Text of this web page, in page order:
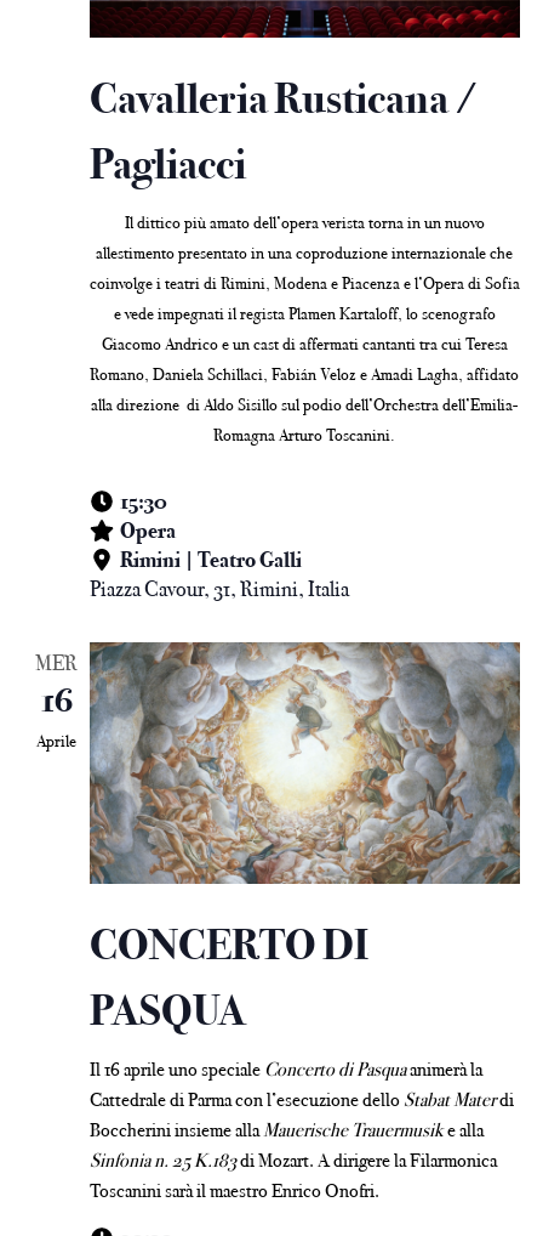
Cavalleria Rusticana /
Pagliacci
Il dittico più amato dell’opera verista torna in un nuovo
allestimento presentato in una coproduzione internazionale che
coinvolge i teatri di Rimini, Modena e Piacenza e l’Opera di Sofia
e vede impegnati il regista Plamen Kartaloff, lo scenografo
Giacomo Andrico e un cast di affermati cantanti tra cui Teresa
Romano, Daniela Schillaci, Fabián Veloz e Amadi Lagha, affidato
alla direzione di Aldo Sisillo sul podio dell’Orchestra dell’Emilia-
Romagna Arturo Toscanini.
15:30
Opera
Rimini | Teatro Galli
Piazza Cavour, 31, Rimini, Italia
MER
16
Aprile
CONCERTO DI
PASQUA
Il 16 aprile uno speciale Concerto di Pasquaanimerà la
Cattedrale di Parma con l’esecuzione dello Stabat Materdi
Boccherini insieme allaMauerische Trauermusike alla
Sinfonia n. 25 K.183di Mozart. A dirigere la Filarmonica
Toscanini sarà il maestro Enrico Onofri.